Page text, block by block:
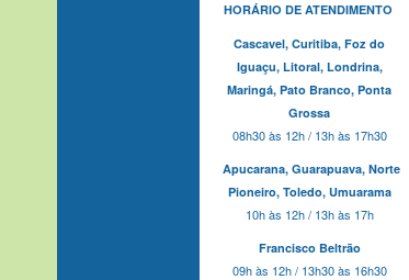
HORÁRIO DE ATENDIMENTO
Cascavel, Curitiba, Foz do
Iguaçu, Litoral, Londrina,
Maringá, Pato Branco, Ponta
Grossa
08h30 às 12h / 13h às 17h30
Apucarana, Guarapuava, Norte
Pioneiro, Toledo, Umuarama
10h às 12h / 13h às 17h
Francisco Beltrão
09h às 12h / 13h30 às 16h30